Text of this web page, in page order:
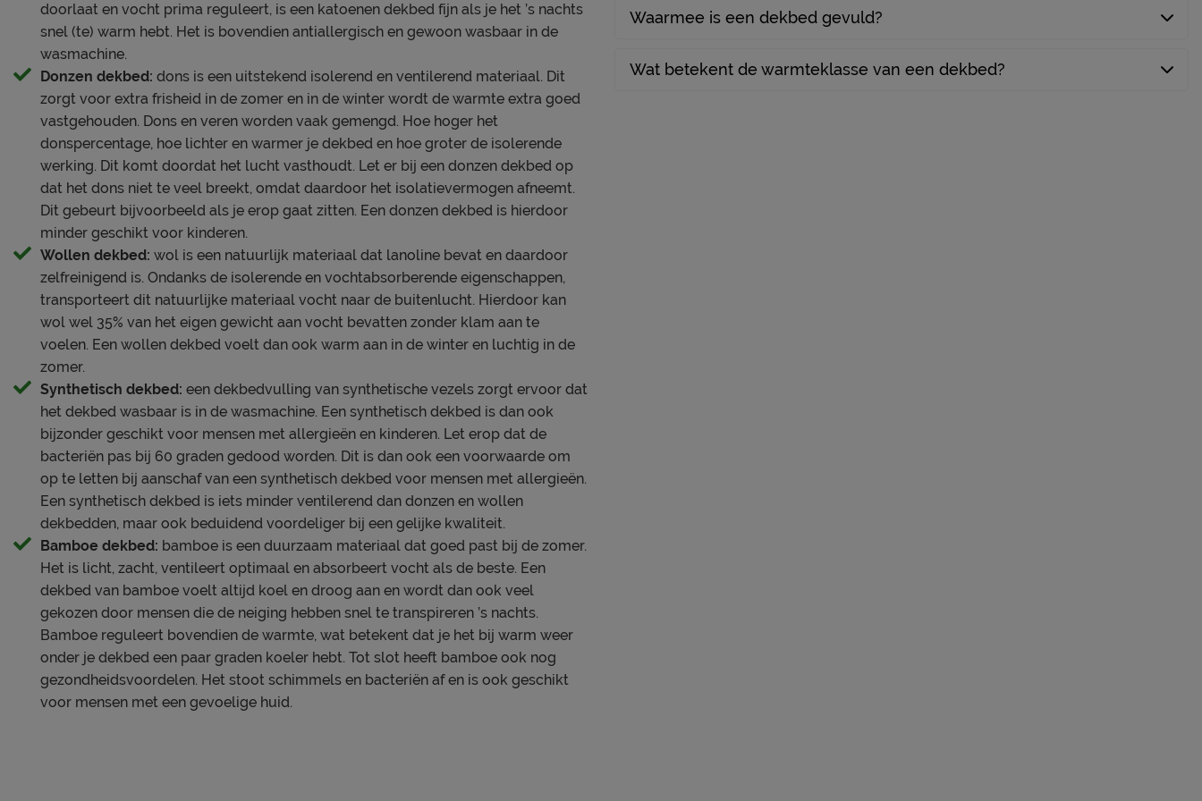
Naam
Locatie
Postbus 716, 5400 AS, Uden, Nederland
doorlaat en vocht prima reguleert, is een katoenen dekbed fijn als je het ’s nachts
snel (te) warm hebt. Het is bovendien antiallergisch en gewoon wasbaar in de
wasmachine.
Donzen dekbed: dons is een uitstekend isolerend en ventilerend materiaal. Dit
zorgt voor extra frisheid in de zomer en in de winter wordt de warmte extra goed
vastgehouden. Dons en veren worden vaak gemengd. Hoe hoger het
donspercentage, hoe lichter en warmer je dekbed en hoe groter de isolerende
werking. Dit komt doordat het lucht vasthoudt. Let er bij een donzen dekbed op
dat het dons niet te veel breekt, omdat daardoor het isolatievermogen afneemt.
Dit gebeurt bijvoorbeeld als je erop gaat zitten. Een donzen dekbed is hierdoor
minder geschikt voor kinderen.
Wollen dekbed: wol is een natuurlijk materiaal dat lanoline bevat en daardoor
zelfreinigend is. Ondanks de isolerende en vochtabsorberende eigenschappen,
transporteert dit natuurlijke materiaal vocht naar de buitenlucht. Hierdoor kan
wol wel 35% van het eigen gewicht aan vocht bevatten zonder klam aan te
voelen. Een wollen dekbed voelt dan ook warm aan in de winter en luchtig in de
zomer.
Synthetisch dekbed: een dekbedvulling van synthetische vezels zorgt ervoor dat
het dekbed wasbaar is in de wasmachine. Een synthetisch dekbed is dan ook
bijzonder geschikt voor mensen met allergieën en kinderen. Let erop dat de
bacteriën pas bij 60 graden gedood worden. Dit is dan ook een voorwaarde om
op te letten bij aanschaf van een synthetisch dekbed voor mensen met allergieën.
Een synthetisch dekbed is iets minder ventilerend dan donzen en wollen
dekbedden, maar ook beduidend voordeliger bij een gelijke kwaliteit.
Bamboe dekbed: bamboe is een duurzaam materiaal dat goed past bij de zomer.
Het is licht, zacht, ventileert optimaal en absorbeert vocht als de beste. Een
dekbed van bamboe voelt altijd koel en droog aan en wordt dan ook veel
gekozen door mensen die de neiging hebben snel te transpireren ’s nachts.
Bamboe reguleert bovendien de warmte, wat betekent dat je het bij warm weer
onder je dekbed een paar graden koeler hebt. Tot slot heeft bamboe ook nog
gezondheidsvoordelen. Het stoot schimmels en bacteriën af en is ook geschikt
voor mensen met een gevoelige huid.
Waarmee is een dekbed gevuld?
Wat betekent de warmteklasse van een dekbed?